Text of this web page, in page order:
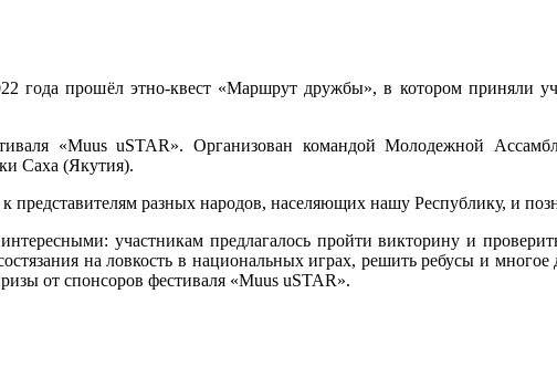
прошёл этно-квест «Маршрут дружбы», в котором приняли
«Muus uSTAR». Организован командой Молодежной
Саха (Якутия).
разных народов, населяющих нашу Республику, и
участникам предлагалось пройти викторину и
на ловкость в национальных играх, решить ребусы и
от спонсоров фестиваля «Muus uSTAR».